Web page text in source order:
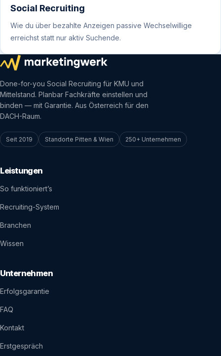
Social Recruiting
Wie du über bezahlte Anzeigen passive Wechselwillige
erreichst statt nur aktiv Suchende.
Done-for-you Social Recruiting für KMU und
Mittelstand. Planbar Fachkräfte einstellen und
binden — mit Garantie. Aus Österreich für den
DACH-Raum.
Seit 2019 Standorte Pitten & Wien 250+ Unternehmen
Leistungen
So funktioniert’s
Recruiting-System
Branchen
Wissen
Unternehmen
Erfolgsgarantie
FAQ
Kontakt
Erstgespräch